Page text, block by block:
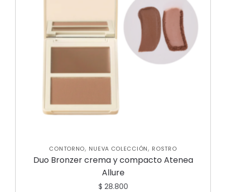
CONTORNO, NUEVA COLECCIÓN, ROSTRO
Duo Bronzer crema y compacto Atenea
Allure
$ 28.800